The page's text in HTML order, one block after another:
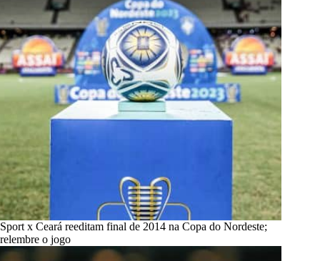
Sport x Ceará reeditam final de 2014 na Copa do Nordeste;
relembre o jogo